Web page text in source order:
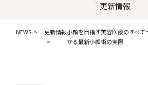
更新情報
NEWS 更新情報小顔を目指す美容医療のすべ
かる最新小顔術の実際